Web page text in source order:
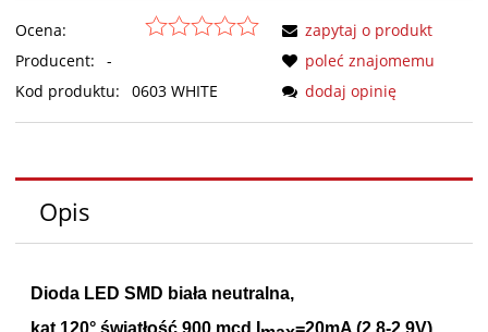
Ocena:
Producent:
-
Kod produktu:
0603 WHITE
zapytaj o produkt
poleć znajomemu
dodaj opinię
Opis
Dioda LED SMD biała neutralna,